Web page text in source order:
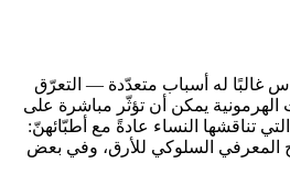
غالبًا له أسباب متعدّدة — التعرّق
الهرمونية يمكن أن تؤثّر مباشرة على
تناقشها النساء عادةً مع أطبّائهنّ:
المعرفي السلوكي للأرق، وفي بعض